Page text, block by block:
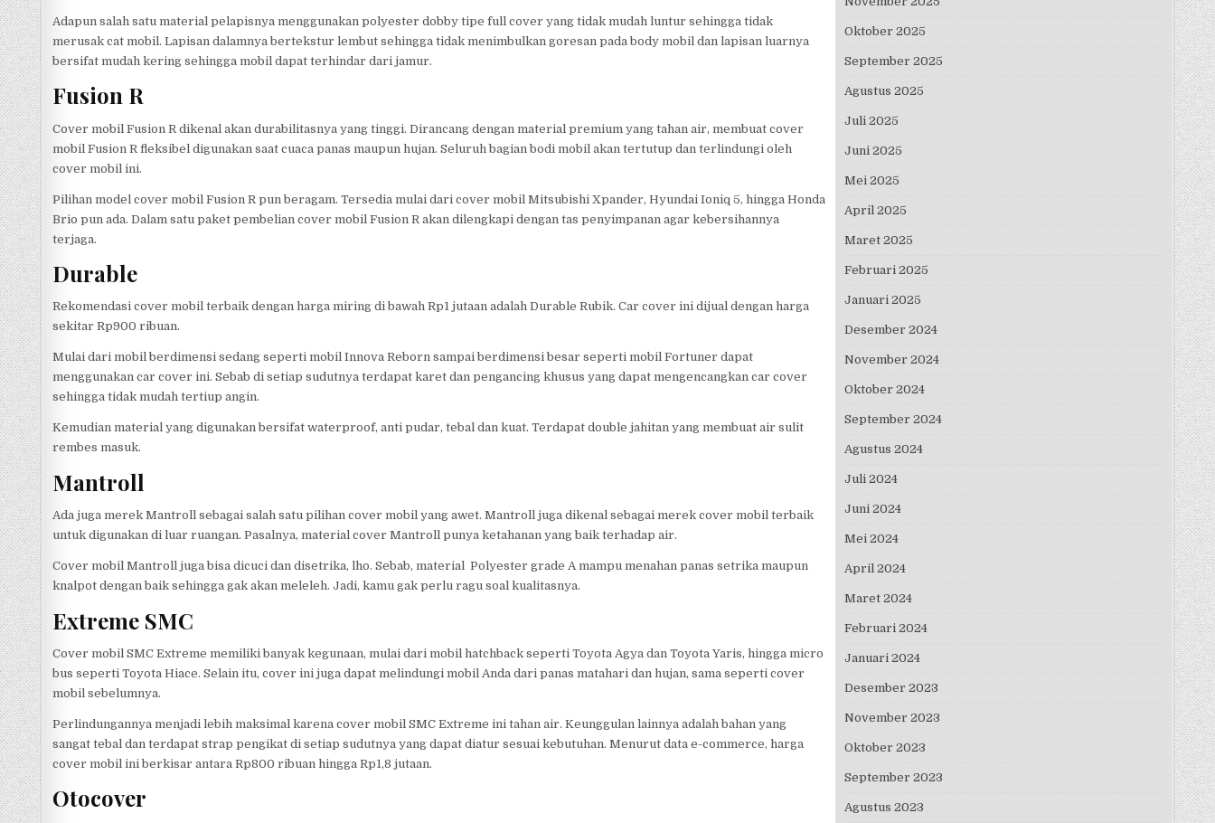
Adapun salah satu material pelapisnya menggunakan polyester dobby tipe full cover yang tidak mudah luntur sehingga tidak
merusak cat mobil. Lapisan dalamnya bertekstur lembut sehingga tidak menimbulkan goresan pada body mobil dan lapisan luarnya
bersifat mudah kering sehingga mobil dapat terhindar dari jamur.
Fusion R
Cover mobil Fusion R dikenal akan durabilitasnya yang tinggi. Dirancang dengan material premium yang tahan air, membuat cover
mobil Fusion R fleksibel digunakan saat cuaca panas maupun hujan. Seluruh bagian bodi mobil akan tertutup dan terlindungi oleh
cover mobil ini.
Pilihan model cover mobil Fusion R pun beragam. Tersedia mulai dari cover mobil Mitsubishi Xpander, Hyundai Ioniq 5, hingga Honda
Brio pun ada. Dalam satu paket pembelian cover mobil Fusion R akan dilengkapi dengan tas penyimpanan agar kebersihannya
terjaga.
Durable
Rekomendasi cover mobil terbaik dengan harga miring di bawah Rp1 jutaan adalah Durable Rubik. Car cover ini dijual dengan harga
sekitar Rp900 ribuan.
Mulai dari mobil berdimensi sedang seperti mobil Innova Reborn sampai berdimensi besar seperti mobil Fortuner dapat
menggunakan car cover ini. Sebab di setiap sudutnya terdapat karet dan pengancing khusus yang dapat mengencangkan car cover
sehingga tidak mudah tertiup angin.
Kemudian material yang digunakan bersifat waterproof, anti pudar, tebal dan kuat. Terdapat double jahitan yang membuat air sulit
rembes masuk.
Mantroll
Ada juga merek Mantroll sebagai salah satu pilihan cover mobil yang awet. Mantroll juga dikenal sebagai merek cover mobil terbaik
untuk digunakan di luar ruangan. Pasalnya, material cover Mantroll punya ketahanan yang baik terhadap air.
Cover mobil Mantroll juga bisa dicuci dan disetrika, lho. Sebab, material Polyester grade A mampu menahan panas setrika maupun
knalpot dengan baik sehingga gak akan meleleh. Jadi, kamu gak perlu ragu soal kualitasnya.
Extreme SMC
Cover mobil SMC Extreme memiliki banyak kegunaan, mulai dari mobil hatchback seperti Toyota Agya dan Toyota Yaris, hingga micro
bus seperti Toyota Hiace. Selain itu, cover ini juga dapat melindungi mobil Anda dari panas matahari dan hujan, sama seperti cover
mobil sebelumnya.
Perlindungannya menjadi lebih maksimal karena cover mobil SMC Extreme ini tahan air. Keunggulan lainnya adalah bahan yang
sangat tebal dan terdapat strap pengikat di setiap sudutnya yang dapat diatur sesuai kebutuhan. Menurut data e-commerce, harga
cover mobil ini berkisar antara Rp800 ribuan hingga Rp1,8 jutaan.
Otocover
Oktober 2025
September 2025
Agustus 2025
Juli 2025
Juni 2025
Mei 2025
April 2025
Maret 2025
Februari 2025
Januari 2025
Desember 2024
November 2024
Oktober 2024
September 2024
Agustus 2024
Juli 2024
Juni 2024
Mei 2024
April 2024
Maret 2024
Februari 2024
Januari 2024
Desember 2023
November 2023
Oktober 2023
September 2023
Agustus 2023